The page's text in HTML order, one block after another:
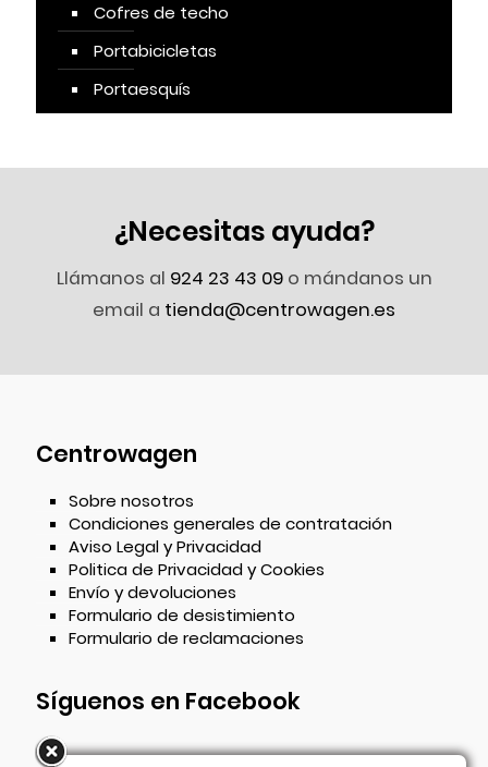
Cofres de techo
Portabicicletas
Portaesquís
¿Necesitas ayuda?
Llámanos al 924 23 43 09o mándanos un
email a tienda@centrowagen.es
Centrowagen
Sobre nosotros
Condiciones generales de contratación
Aviso Legal y Privacidad
Politica de Privacidad y Cookies
Envío y devoluciones
Formulario de desistimiento
Formulario de reclamaciones
Síguenos en Facebook